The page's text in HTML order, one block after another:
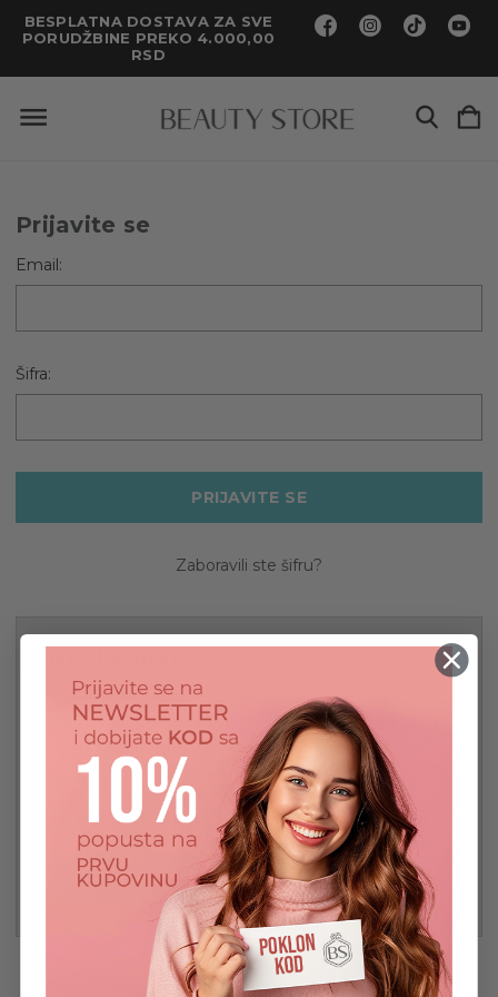
BESPLATNA DOSTAVA ZA SVE
PORUDŽBINE PREKO 4.000,00
RSD
Prijavite se
Email:
Šifra:
Zaboravili ste šifru?
Napravite nalog kod nas i moći ćete da:
Jednostavnije i povoljnije završite kupovinu
Sačuvajte više adresa za isporuku
Pristupite istoriji porudžbina
Pratite nove porudžbine
Sačuvajte stavke na svojoj listi želja
REGISTRUJ SE